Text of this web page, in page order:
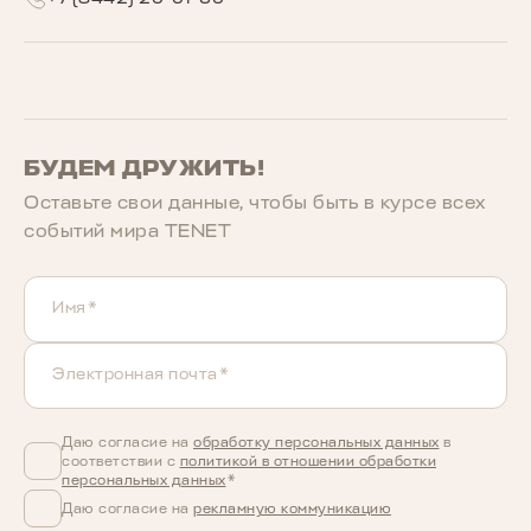
БУДЕМ ДРУЖИТЬ!
Оставьте свои данные, чтобы быть в курcе всех
событий мира TENET
Имя*
Электронная почта*
Даю согласие на обработку персональных данных в
соответствии с политикой в отношении обработки
персональных данных*
Даю согласие на рекламную коммуникацию